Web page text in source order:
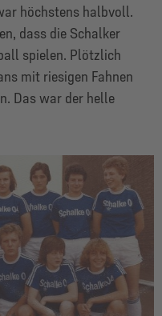
höchstens halbvoll.
dass die Schalker
spielen. Plötzlich
mit riesigen Fahnen
Das war der helle